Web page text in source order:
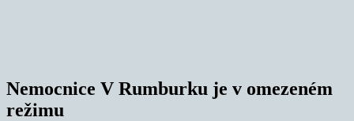
Nemocnice V Rumburku je v omezeném
režimu